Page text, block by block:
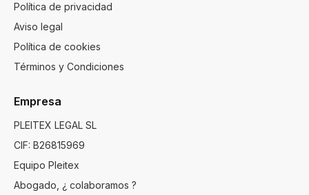
Política de privacidad
Aviso legal
Política de cookies
Términos y Condiciones
Empresa
PLEITEX LEGAL SL
CIF: B26815969
Equipo Pleitex
Abogado, ¿ colaboramos ?